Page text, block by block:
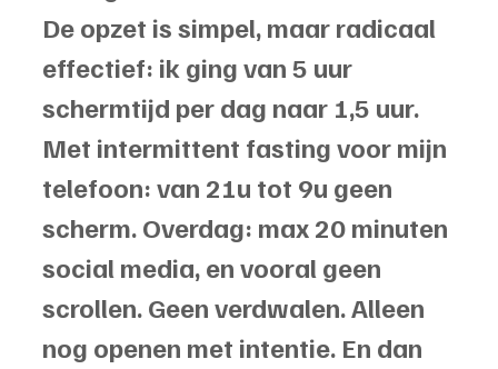
De opzet is simpel, maar radicaal
effectief: ik ging van 5 uur
schermtijd per dag naar 1,5 uur.
Met intermittent fasting voor mijn
telefoon: van 21u tot 9u geen
scherm. Overdag: max 20 minuten
social media, en vooral geen
scrollen. Geen verdwalen. Alleen
nog openen met intentie. En dan